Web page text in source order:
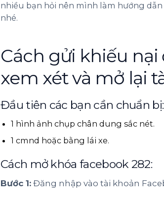
nhiều bạn hỏi nên mình làm hướng
nhé.
Cách gửi khiếu
xem xét và mở lại
Đầu tiên các bạn cần chuẩn bị:
1 hình ảnh chụp chân dung sắc nét.
1 cmnd hoặc bằng lái xe.
Cách mở khóa facebook 282:
Bước 1: Đăng nhập vào tài khoản